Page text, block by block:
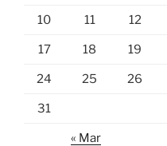
10 11 12
17 18 19
24 25 26
31
« Mar